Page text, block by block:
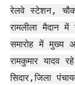
रेलवे स्टेशन, चौक
रामलीला मैदान
समारोह में मुख्य
रामकुमार यादव
सिदार,जिला